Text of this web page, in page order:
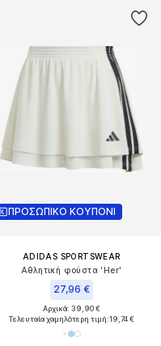
ΠΡΟΣΩΠΙΚΟ ΚΟΥΠΟΝΙ
ADIDAS SPORTSWEAR
Αθλητική φούστα 'Her'
27,96 €
Αρχικά: 39,90 €
Τελευταία χαμηλότερη τιμή:19,74 €